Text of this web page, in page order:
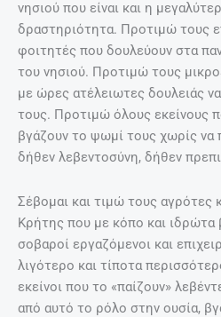
νησιού που είναι και η
δραστηριότητα. Προτιμώ τους
φοιτητές που δουλεύουν στα
του νησιού. Προτιμώ τους
με ώρες ατέλειωτες δουλειάς
τους. Προτιμώ όλους εκείνους
βγάζουν το ψωμί τους χωρίς να
δήθεν λεβεντοσύνη, δήθεν
Σέβομαι και τιμώ τους αγρότες
Κρήτης που με κόπο και
σοβαροί εργαζόμενοι και
λιγότερο και τίποτα
εκείνοι που το «παίζουν»
από αυτό το ρόλο στην ουσία,